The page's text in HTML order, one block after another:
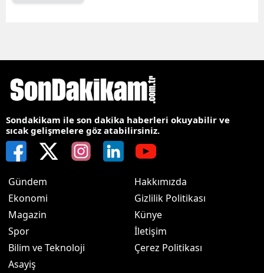
Sondakikam ile son dakika haberleri okuyabilir ve
sıcak gelişmelere göz atabilirsiniz.
Gündem
Ekonomi
Magazin
Spor
Bilim ve Teknoloji
Asayiş
Hakkımızda
Gizlilik Politikası
Künye
İletişim
Çerez Politikası